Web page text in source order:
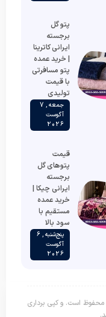
پتو گل
برجسته
ایرانی کاترینا
| خرید عمده
پتو مسافرتی
با قیمت
تولیدی
جمعه , 7
آگوست
2026
قیمت
پتوهای گل
برجسته
ایرانی چیکا |
خرید عمده
مستقیم با
سود بالا
پنج‌شنبه , 6
آگوست
2026
محفوظ است. و کپی برداری